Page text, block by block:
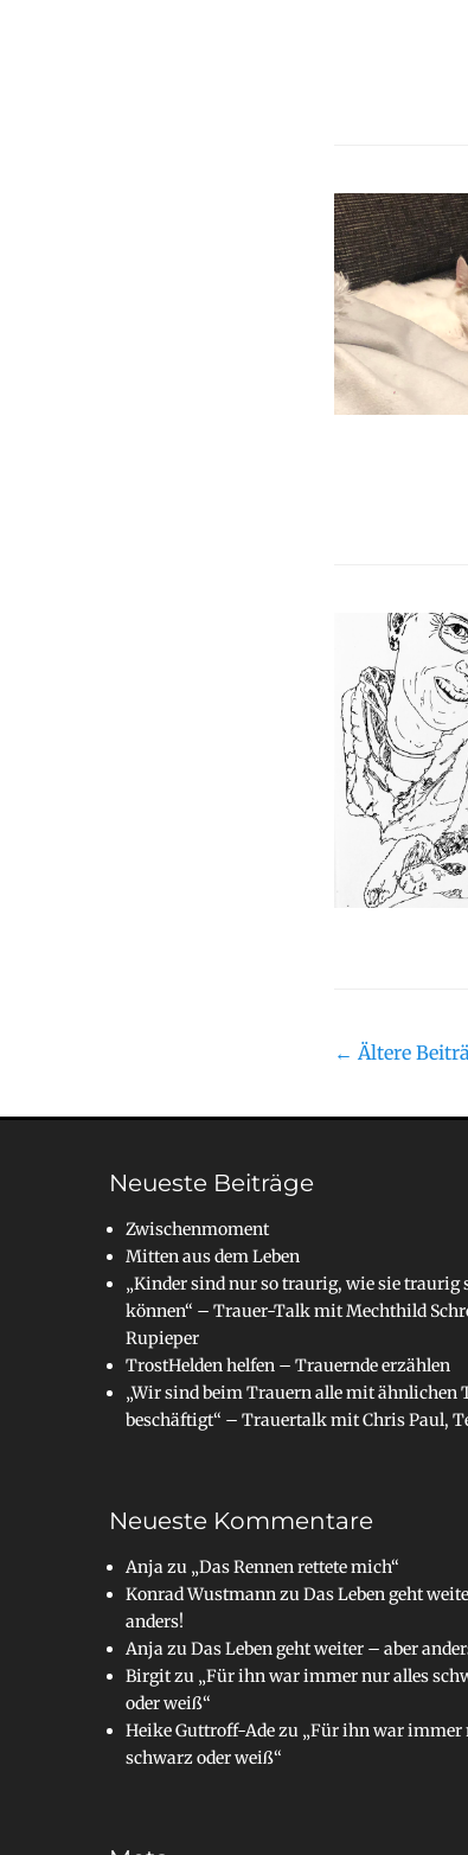
← Ältere
Neueste Beiträge
Zwischenmoment
Mitten aus dem Leben
„Kinder sind nur so traurig, wie sie traurig
können“ – Trauer-Talk mit Mechthild
Rupieper
TrostHelden helfen – Trauernde erzählen
„Wir sind beim Trauern alle mit ähnlichen
beschäftigt“ – Trauertalk mit Chris Paul,
Neueste Kommentare
Anjazu „Das Rennen rettete mich“
Konrad WustmannzuDas Leben geht
anders!
AnjazuDas Leben geht weiter – aber
Birgitzu „Für ihn war immer nur alles
oder weiß“
Heike Guttroff-Adezu „Für ihn war immer
schwarz oder weiß“